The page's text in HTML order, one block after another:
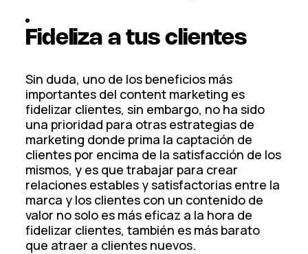
Fideliza a tus clientes
Sin duda, uno de los beneficios más
importantes del content marketing es
fidelizar clientes, sin embargo, no ha sido
una prioridad para otras estrategias de
marketing donde prima la captación de
clientes por encima de la satisfacción de los
mismos, y es que trabajar para crear
relaciones estables y satisfactorias entre la
marca y los clientes con un contenido de
valor no solo es más eficaz a la hora de
fidelizar clientes, también es más barato
que atraer a clientes nuevos.